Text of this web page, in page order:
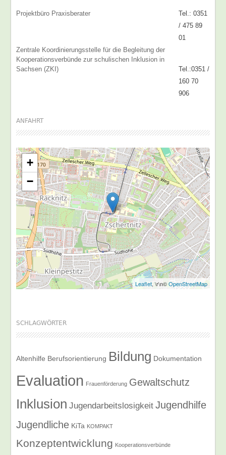
Projektbüro Praxisberater
Tel.: 0351
/ 475 89
01
Zentrale Koordinierungsstelle für die Begleitung der
Kooperationsverbünde zur schulischen Inklusion in
Sachsen (ZKI)
Tel.:0351 /
160 70
906
ANFAHRT
+
−
Leaflet, \r\n©OpenStreetMap
SCHLAGWÖRTER
Altenhilfe Berufsorientierung Bildung Dokumentation
Evaluation Frauenförderung Gewaltschutz
Inklusion Jugendarbeitslosigkeit Jugendhilfe
Jugendliche KiTa KOMPAKT
Konzeptentwicklung Kooperationsverbünde